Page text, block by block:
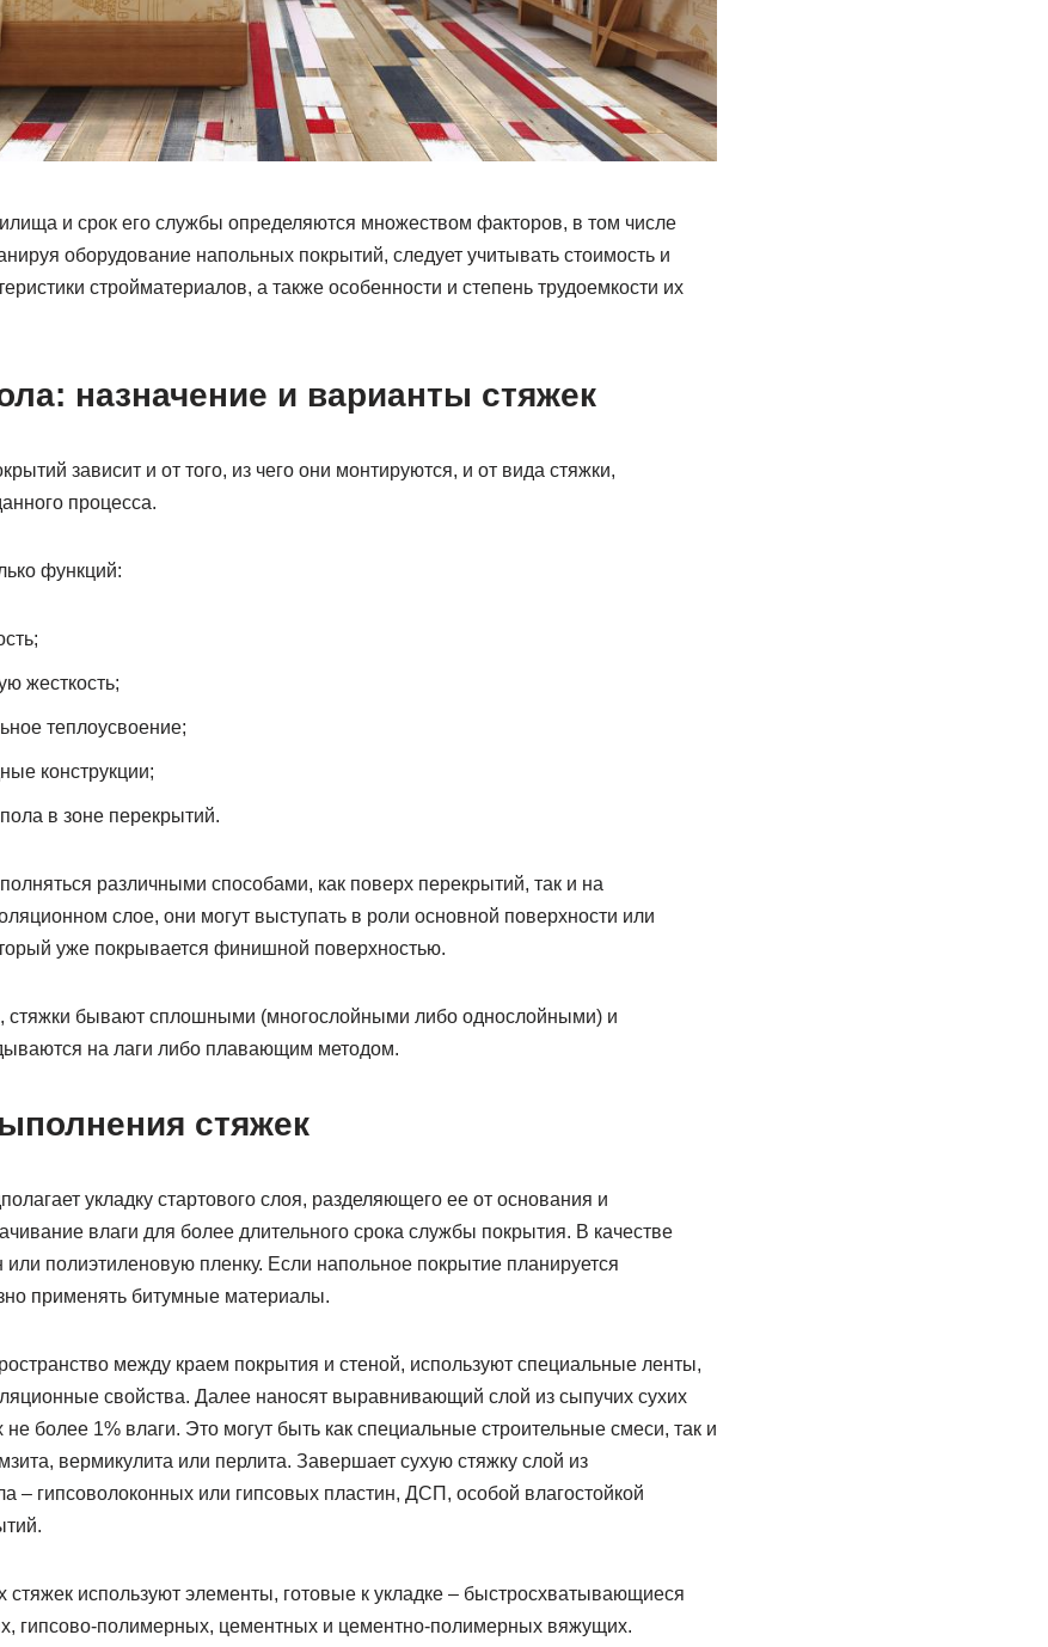
и срок его службы определяются множеством факторов, в том числе
оборудование напольных покрытий, следует учитывать стоимость и
стройматериалов, а также особенности и степень трудоемкости их
назначение и варианты стяжек
зависит и от того, из чего они монтируются, и от вида стяжки,
процесса.
функций:
жесткость;
теплоусвоение;
конструкции;
в зоне перекрытий.
различными способами, как поверх перекрытий, так и на
слое, они могут выступать в роли основной поверхности или
уже покрывается финишной поверхностью.
стяжки бывают сплошными (многослойными либо однослойными) и
на лаги либо плавающим методом.
стяжек
укладку стартового слоя, разделяющего ее от основания и
влаги для более длительного срока службы покрытия. В качестве
полиэтиленовую пленку. Если напольное покрытие планируется
применять битумные материалы.
между краем покрытия и стеной, используют специальные ленты,
свойства. Далее наносят выравнивающий слой из сыпучих сухих
более 1% влаги. Это могут быть как специальные строительные смеси, так и
вермикулита или перлита. Завершает сухую стяжку слой из
– гипсоволоконных или гипсовых пластин, ДСП, особой влагостойкой
используют элементы, готовые к укладке – быстросхватывающиеся
гипсово-полимерных, цементных и цементно-полимерных вяжущих.